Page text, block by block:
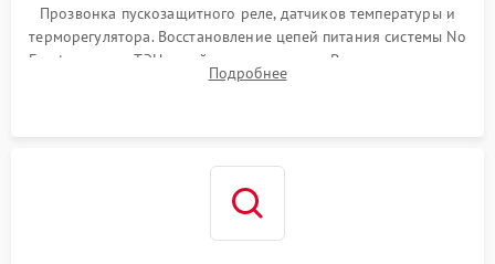
Прозвонка пускозащитного реле, датчиков температуры и
терморегулятора. Восстановление цепей питания системы No
Frost, включая ТЭН оттайки и вентилятор. Ремонт или замена
платы управления при сбоях алгоритмов.
Подробнее